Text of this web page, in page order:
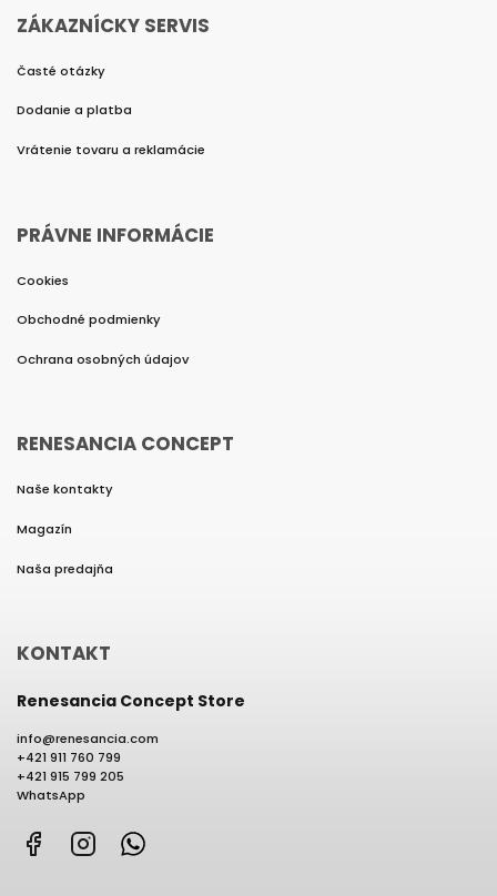
ZÁKAZNÍCKY SERVIS
Časté otázky
Dodanie a platba
Vrátenie tovaru a reklamácie
PRÁVNE INFORMÁCIE
Cookies
Obchodné podmienky
Ochrana osobných údajov
RENESANCIA CONCEPT
Naše kontakty
Magazín
Naša predajňa
KONTAKT
Renesancia Concept Store
info@renesancia.com
+421 911 760 799
+421 915 799 205
WhatsApp
FacebookInstagram